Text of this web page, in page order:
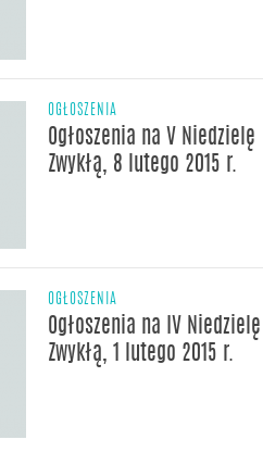
OGŁOSZENIA
Ogłoszenia na V Niedzielę
Zwykłą, 8 lutego 2015 r.
OGŁOSZENIA
Ogłoszenia na IV Niedzielę
Zwykłą, 1 lutego 2015 r.